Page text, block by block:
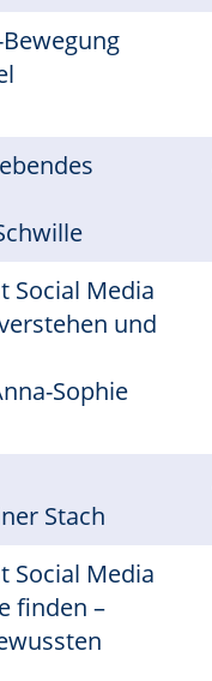
Social Media
und
Sophie
Stach
Social Media
finden –